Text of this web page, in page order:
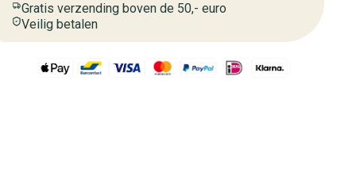
Gratis verzending boven de 50,- euro
Veilig betalen